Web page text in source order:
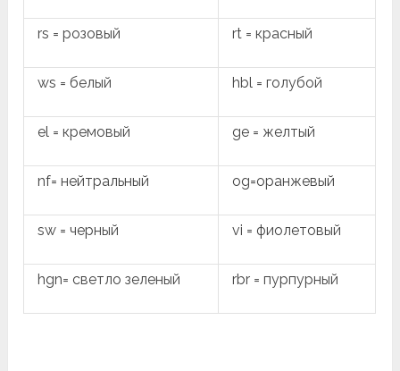
rs = розовый rt = красный
ws = белый hbl = голубой
el = кремовый ge = желтый
nf= нейтральный og=оранжевый
sw = черный vi = фиолетовый
hgn= светло зеленый rbr = пурпурный